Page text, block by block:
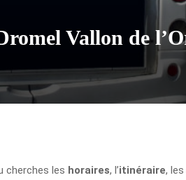
Vallon de
cherches les horaires, l’itinéraire, les